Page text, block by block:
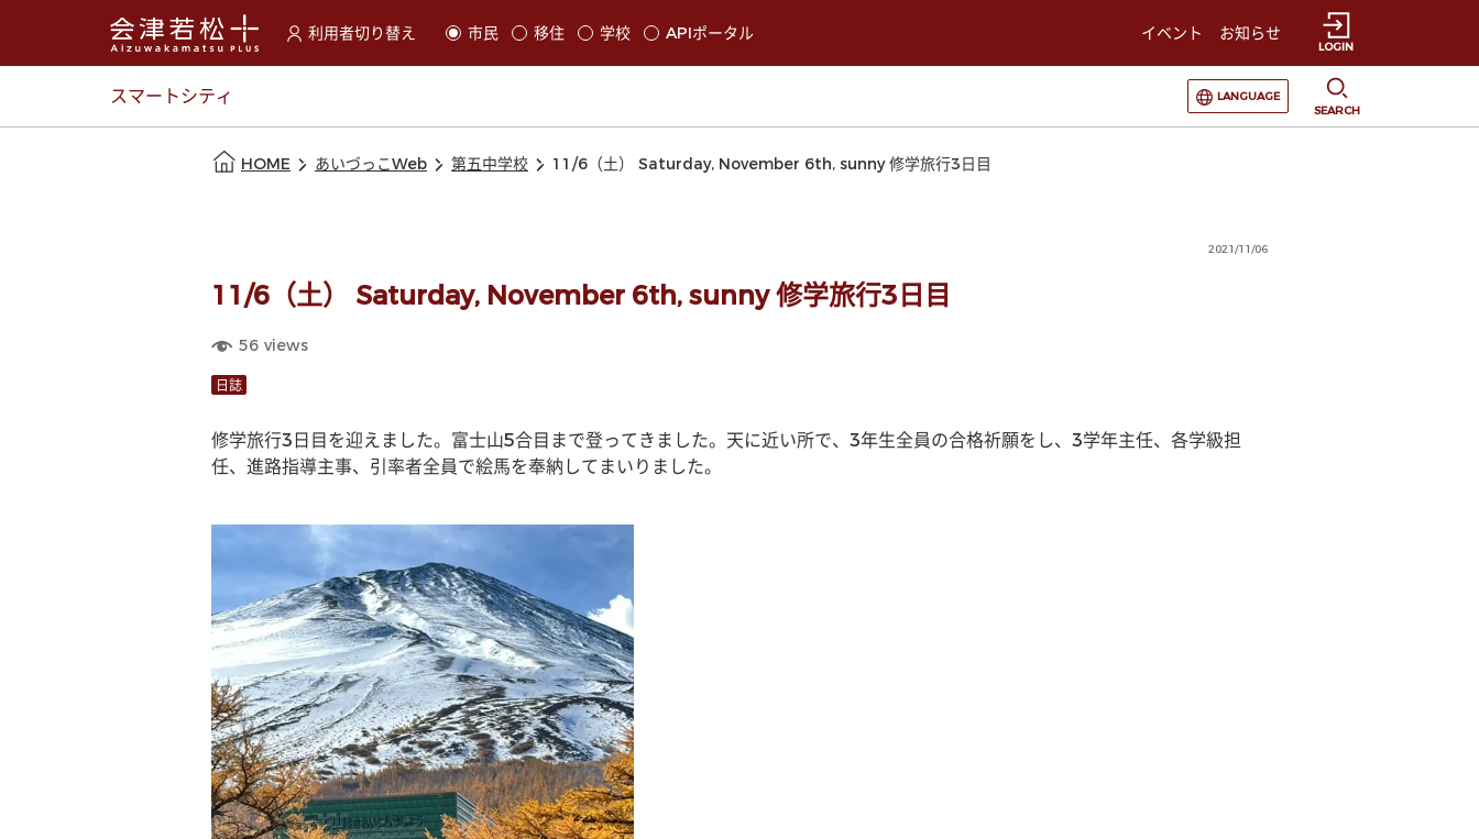
利用者切り替え
選択すると利用者の切替が発生します
市民 移住 学校 APIポータル イベント お知らせ
LOGIN
スマートシティ
選択すると言語の切替が発生します
LANGUAGE
SEARCH
HOME あいづっこWeb 第五中学校 11/6（土） Saturday, November 6th, sunny 修学旅行3日目
2021/11/06
11/6（土） Saturday, November 6th, sunny 修学旅行3日目
56 views
日誌
修学旅行3日目を迎えました。富士山5合目まで登ってきました。天に近い所で、3年生全員の合格祈願をし、3学年主任、各学級担
任、進路指導主事、引率者全員で絵馬を奉納してまいりました。